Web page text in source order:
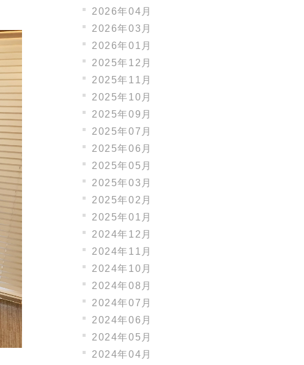
2026年04月
2026年03月
2026年01月
2025年12月
2025年11月
2025年10月
2025年09月
2025年07月
2025年06月
2025年05月
2025年03月
2025年02月
2025年01月
2024年12月
2024年11月
2024年10月
2024年08月
2024年07月
2024年06月
2024年05月
2024年04月